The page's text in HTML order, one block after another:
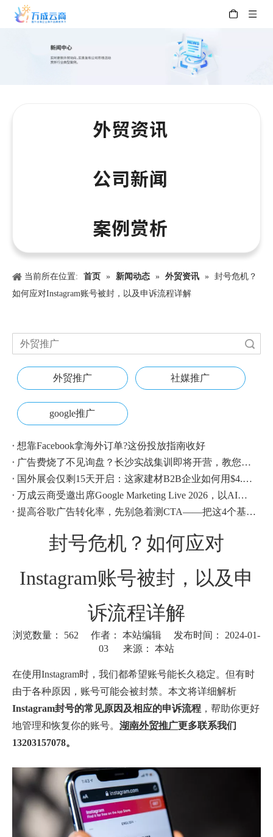
外贸资讯
公司新闻
案例赏析
当前所在位置: 首页 » 新闻动态 » 外贸资讯 » 封号危机？
如何应对Instagram账号被封，以及申诉流程详解
外贸推广 社媒推广
google推广
想靠Facebook拿海外订单?这份投放指南收好
广告费烧了不见询盘？长沙实战集训即将开营，教您SEM投放+GEO流量收割，把预算变成真订单
国外展会仅剩15天开启：这家建材B2B企业如何用$4.1撬动近500条本地经销商线索？
万成云商受邀出席Google Marketing Live 2026，以AI之力领航出海增长新浪潮
提高谷歌广告转化率，先别急着测CTA——把这4个基础动作做对，比什么都管用
封号危机？如何应对
Instagram账号被封，以及申
诉流程详解
浏览数量： 562 作者： 本站编辑 发布时间： 2024-01-
03 来源： 本站
在使用Instagram时，我们都希望账号能长久稳定。但有时
由于各种原因，账号可能会被封禁。本文将详细解析
Instagram封号的常见原因及相应的申诉流程 ，帮助你更好
地管理和恢复你的账号。 湖南外贸推广更多联系我们
13203157078。